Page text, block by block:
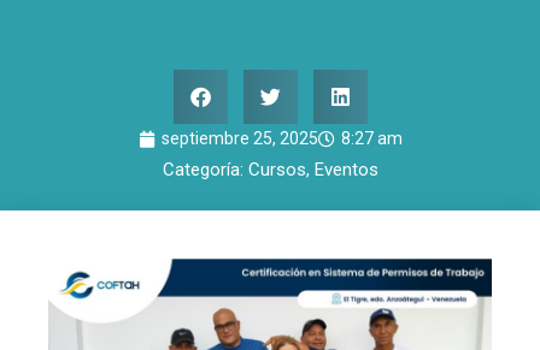
septiembre 25, 2025 8:27 am
Categoría: Cursos, Eventos